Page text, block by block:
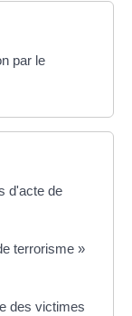
par le
d'acte de
terrorisme »
des victimes